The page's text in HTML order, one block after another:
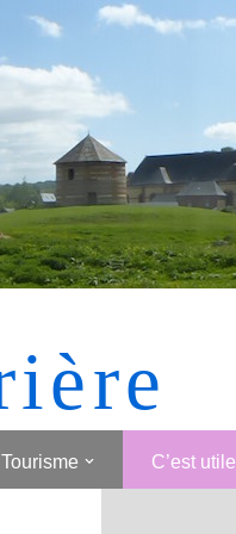
Tourisme C’est utile